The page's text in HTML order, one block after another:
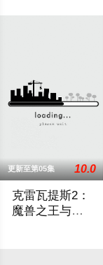
更新至第05集 10.0
克雷瓦提斯2：
魔兽之王与虚